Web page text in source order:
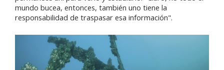
mundo bucea, entonces, también uno tiene la
responsabilidad de traspasar esa información".